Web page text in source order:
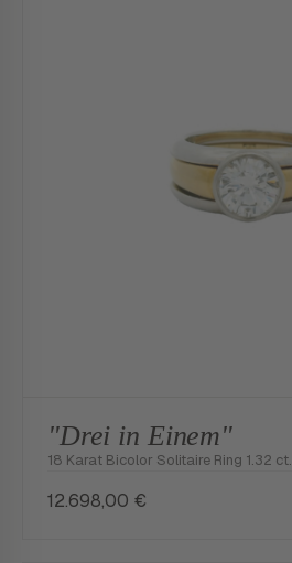
"Drei in Einem"
18 Karat Bicolor Solitaire Ring 1.32 ct.
12.698,00 €